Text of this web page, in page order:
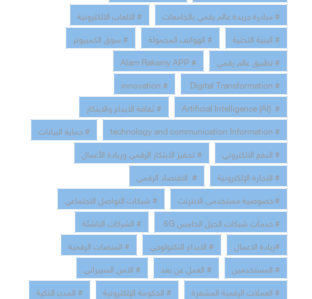
# مبادرة جريدة عالم رقمي بالجامعات
# الالعاب الالكترونية
# البنية التحتية
# الهواتف المحمولة
# سوق الكمبيوتر
# تطبيق عالم رقمي
# Alam Rakamy APP
# Digital Transformation
# innovation
# Artificial Intelligence (AI)
# ثقافة الابداع والابتكار
# technology and communication Information
# حماية البيانات
# الدفع الالكتروني
# تحفيز الابتكار الرقمي وريادة الأعمال
# التجارة الإلكترونية
# الاقتصاد الرقمي
# خصوصية مستخدمى الانترنت
# شبكات التواصل الاجتماعي
# خدمات شبكات الجيل الخامس 5G
# الشركات الناشئة
#ريادة الاعمال
# الابداع التكنولوجي
# المنصات الرقمية
# المستخدمين
# العمل عن بعد
# الامن السبيراني
# العملات الرقمية المشفرة
# الحكومة الإلكترونية
# المدن الذكية